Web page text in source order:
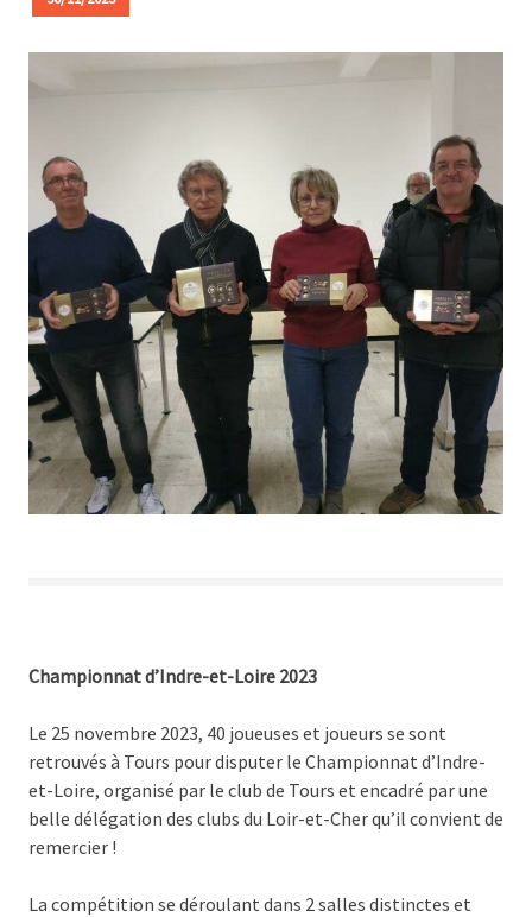
Championnat d’Indre-et-Loire 2023
Le 25 novembre 2023, 40 joueuses et joueurs se sont
retrouvés à Tours pour disputer le Championnat d’Indre-
et-Loire, organisé par le club de Tours et encadré par une
belle délégation des clubs du Loir-et-Cher qu’il convient de
remercier !
La compétition se déroulant dans 2 salles distinctes et